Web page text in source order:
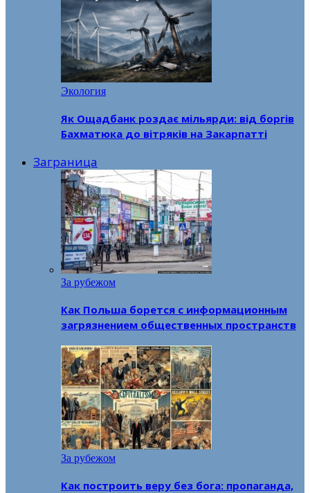
Экология
Як Ощадбанк роздає мільярди: від боргів
Бахматюка до вітряків на Закарпатті
Заграница
За рубежом
Как Польша борется с информационным
загрязнением общественных пространств
За рубежом
Как построить веру без бога: пропаганда,